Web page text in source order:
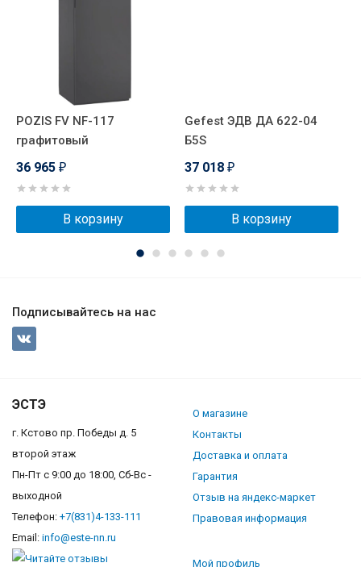
POZIS FV NF-117
графитовый
36 965 ₽
В корзину
Gefest ЭДВ ДА 622-04
Б5S
37 018 ₽
В корзину
Подписывайтесь на нас
ЭСТЭ
г. Кстово пр. Победы д. 5
второй этаж
Пн-Пт с 9:00 до 18:00, Сб-Вс -
выходной
Телефон: +7(831)4-133-111
Email: info@este-nn.ru
О магазине
Контакты
Доставка и оплата
Гарантия
Отзыв на яндекс-маркет
Правовая информация
Мой профиль